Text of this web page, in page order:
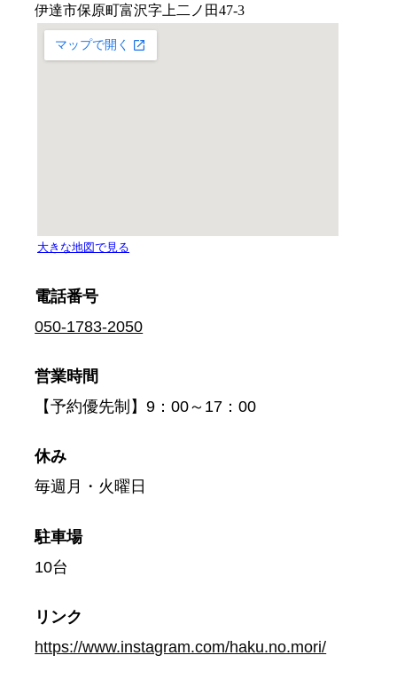
電話番号
050-1783-2050
営業時間
【予約優先制】9：00～17：00
休み
毎週月・火曜日
駐車場
10台
リンク
https://www.instagram.com/haku.no.mori/